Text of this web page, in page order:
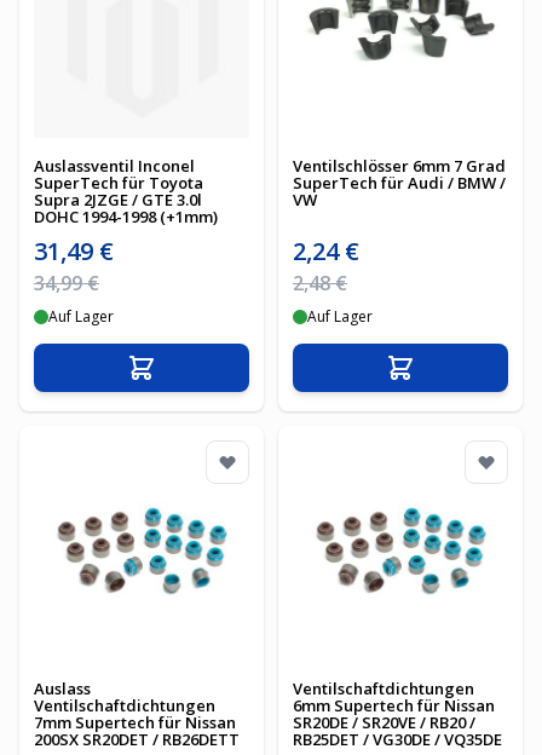
Auslassventil Inconel
SuperTech für Toyota
Supra 2JZGE / GTE 3.0l
DOHC 1994-1998 (+1mm)
Sonderpreis
31,49 €
Regulärer Preis
34,99 €
Auf Lager
In den Warenkorb
Ventilschlösser 6mm 7 Grad
SuperTech für Audi / BMW /
VW
Sonderpreis
2,24 €
Regulärer Preis
2,48 €
Auf Lager
In den
Auslass
Ventilschaftdichtungen
7mm Supertech für Nissan
200SX SR20DET / RB26DETT
Ventilschaftdichtungen
6mm Supertech für Nissan
SR20DE / SR20VE / RB20 /
RB25DET / VG30DE / VQ35DE